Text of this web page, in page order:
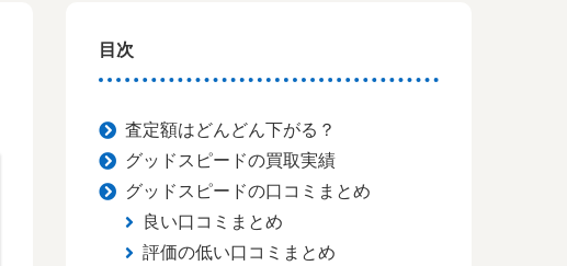
目次
査定額はどんどん下がる？
グッドスピードの買取実績
グッドスピードの口コミまとめ
良い口コミまとめ
評価の低い口コミまとめ